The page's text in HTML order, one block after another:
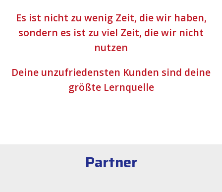
Es ist nicht zu wenig Zeit, die wir haben,
sondern es ist zu viel Zeit, die wir nicht
nutzen
Deine unzufriedensten Kunden sind deine
größte Lernquelle
Partner